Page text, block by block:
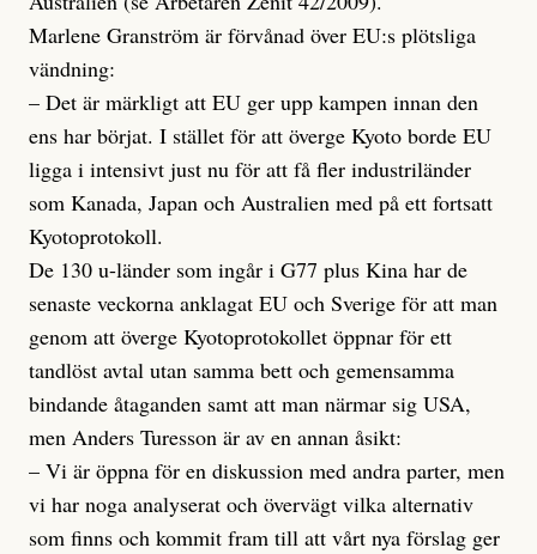
Marlene Granström är förvånad över EU:s plötsliga
vändning:
– Det är märkligt att EU ger upp kampen innan den
ens har börjat. I stället för att överge Kyoto borde EU
ligga i intensivt just nu för att få fler industriländer
som Kanada, Japan och Australien med på ett fortsatt
Kyotoprotokoll.
De 130 u-länder som ingår i G77 plus Kina har de
senaste veckorna anklagat EU och Sverige för att man
genom att överge Kyotoprotokollet öppnar för ett
tandlöst avtal utan samma bett och gemensamma
bindande åtaganden samt att man närmar sig USA,
men Anders Turesson är av en annan åsikt:
– Vi är öppna för en diskussion med andra parter, men
vi har noga analyserat och övervägt vilka alternativ
som finns och kommit fram till att vårt nya förslag ger